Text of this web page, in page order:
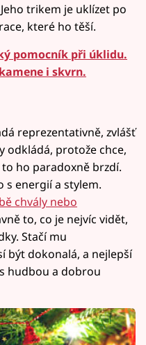
trikem je uklízet po
které ho těší.
pomocník při úklidu.
i skvrn.
reprezentativně, zvlášť
odkládá, protože chce,
ho paradoxně brzdí.
s energií a stylem.
chvály nebo
to, co je nejvíc vidět,
Stačí mu
být dokonalá, a nejlepší
hudbou a dobrou